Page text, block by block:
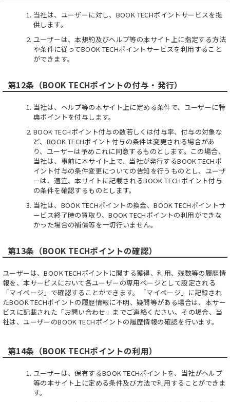
当社は、ユーザーに対し、BOOK TECHポイントサービスを提
供します。
ユーザーは、本規約及びヘルプ等の本サイト上に指定する方法
や条件に従ってBOOK TECHポイントサービスを利用すること
ができます。
第12条（BOOK TECHポイントの付与・発行）
当社は、ヘルプ等の本サイト上に定める条件で、ユーザーに特
典ポイントを付与します。
BOOK TECHポイント付与の数若しくは付与率、付与の対象な
ど、BOOK TECHポイント付与の条件は変更される場合があ
り、ユーザーは予めこれに同意するものとします。この場合、
当社は、事前に本サイト上で、当社が発行するBOOK TECHポ
イント付与の条件変更についての告知を行うものとし、ユーザ
ーは、適宜、本サイトに記載されるBOOK TECHポイント付与
の条件を確認するものとします。
当社は、BOOK TECHポイントの換金、BOOK TECHポイントサ
ービス終了時の買取り、BOOK TECHポイントの利用ができな
かった場合の補償等を一切行いません。
第13条（BOOK TECHポイントの確認）
ユーザーは、BOOK TECHポイントに関する獲得、利用、残数等の履歴情
報を、本サービスにおいて各ユーザーの専用ページとして設定される
「マイページ」で確認することができます。「マイページ」に記録され
たBOOK TECHポイントの履歴情報に不明、疑問等がある場合は、本サー
ビスに記載された「お問い合わせ」までご連絡ください。その場合、当
社は、ユーザーのBOOK TECHポイントの履歴情報の確認を行います。
第14条（BOOK TECHポイントの利用）
ユーザーは、保有するBOOK TECHポイントを、当社がヘルプ
等の本サイト上に定める条件及び方法で利用することができま
す。